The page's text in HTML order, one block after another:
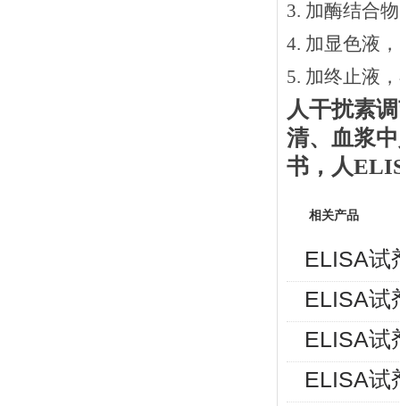
3. 加酶结合
4. 加显色液
5. 加终止液
人干扰素
清、血浆
书 ，人
相关产品
ELISA试
ELISA试
ELISA试
ELISA试